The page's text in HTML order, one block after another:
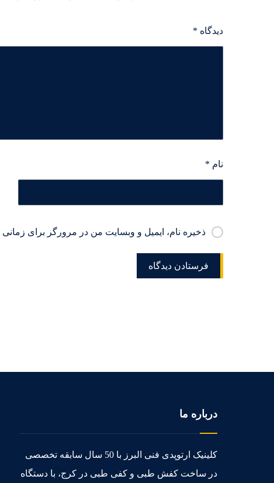
دیدگاه *
نام *
ذخیره نام، ایمیل و وبسایت من در مرورگر برای
درباره ما
کلینیک ارتوپدی فنی البرز با 50 سال سابقه تخصصی
در ساخت کفش طبی و کفی طبی در کرج، با دستگاه